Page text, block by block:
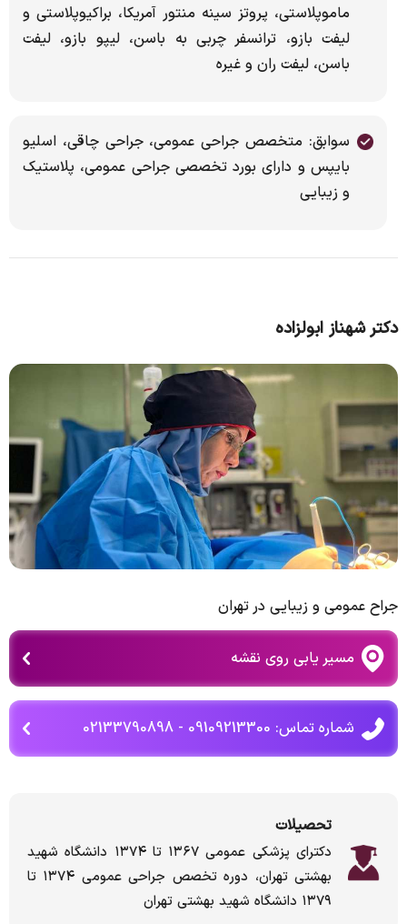
ماموپلاستی، پروتز سینه منتور آمریکا، براکیوپلاستی و
لیفت بازو، ترانسفر چربی به باسن، لیپو بازو، لیفت
باسن، لیفت ران و غیره
سوابق: متخصص جراحی عمومی، جراحی چاقی، اسلیو
بایپس و دارای بورد تخصصی جراحی عمومی، پلاستیک
و زیبایی
دکتر شهناز ابولزاده
جراح عمومی و زیبایی در تهران
مسیر یابی روی نقشه
شماره تماس: 09109213300 - 02133790898
تحصیلات
دکترای پزشکی عمومی ۱۳۶۷ تا ۱۳۷۴ دانشگاه شهید
بهشتی تهران، دوره تخصص جراحی عمومی ۱۳۷۴ تا
۱۳۷۹ دانشگاه شهید بهشتی تهران